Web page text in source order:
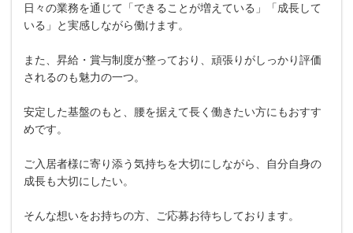
日々の業務を通じて「できることが増えている」「成長して
いる」と実感しながら働けます。
また、昇給・賞与制度が整っており、頑張りがしっかり評価
されるのも魅力の一つ。
安定した基盤のもと、腰を据えて長く働きたい方にもおすす
めです。
ご入居者様に寄り添う気持ちを大切にしながら、自分自身の
成長も大切にしたい。
そんな想いをお持ちの方、ご応募お待ちしております。